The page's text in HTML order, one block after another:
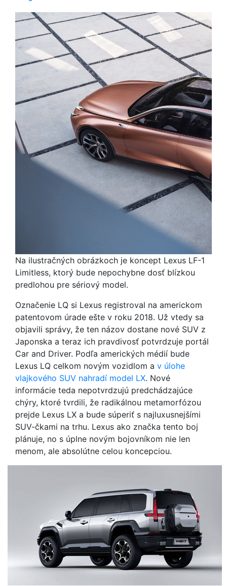
Na ilustračných obrázkoch je koncept Lexus LF-1
Limitless, ktorý bude nepochybne dosť blízkou
predlohou pre sériový model.
Označenie LQ si Lexus registroval na americkom
patentovom úrade ešte v roku 2018. Už vtedy sa
objavili správy, že ten názov dostane nové SUV z
Japonska a teraz ich pravdivosť potvrdzuje portál
Car and Driver. Podľa amerických médií bude
Lexus LQ celkom novým vozidlom a v úlohe
vlajkového SUV nahradí model LX. Nové
informácie teda nepotvrdzujú predchádzajúce
chýry, ktoré tvrdili, že radikálnou metamorfózou
prejde Lexus LX a bude súperiť s najluxusnejšími
SUV-čkami na trhu. Lexus ako značka tento boj
plánuje, no s úplne novým bojovníkom nie len
menom, ale absolútne celou koncepciou.